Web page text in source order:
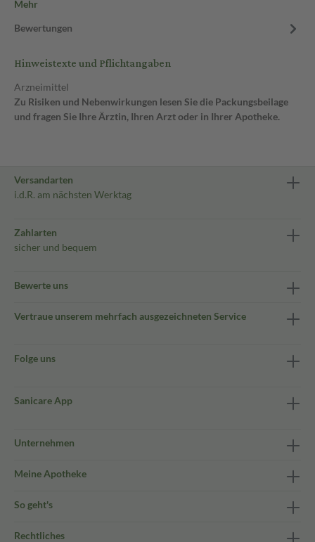
Mehr
Bewertungen
Hinweistexte und Pflichtangaben
Arzneimittel
Zu Risiken und Nebenwirkungen lesen Sie die Packungsbeilage
und fragen Sie Ihre Ärztin, Ihren Arzt oder in Ihrer Apotheke.
Versandarten
i.d.R. am nächsten Werktag
Zahlarten
sicher und bequem
Bewerte uns
Vertraue unserem mehrfach ausgezeichneten Service
Folge uns
Sanicare App
Unternehmen
Meine Apotheke
So geht's
Rechtliches